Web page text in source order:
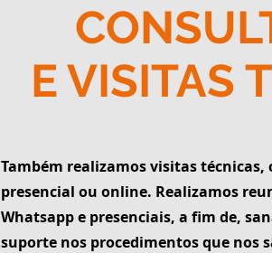
E VISITAS
Também realizamos visitas
presencial ou online. Realizamos
Whatsapp e presenciais, a fim de,
suporte nos procedimentos que nos